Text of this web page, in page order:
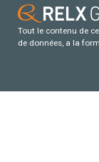
Tout le contenu de
de données, a la